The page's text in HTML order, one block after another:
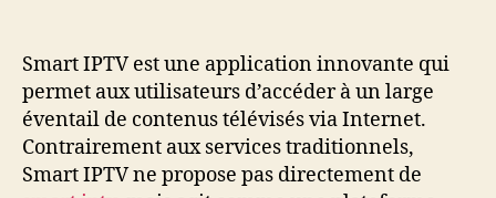
Smart IPTV est une application innovante qui
permet aux utilisateurs d’accéder à un large
éventail de contenus télévisés via Internet.
Contrairement aux services traditionnels,
Smart IPTV ne propose pas directement de